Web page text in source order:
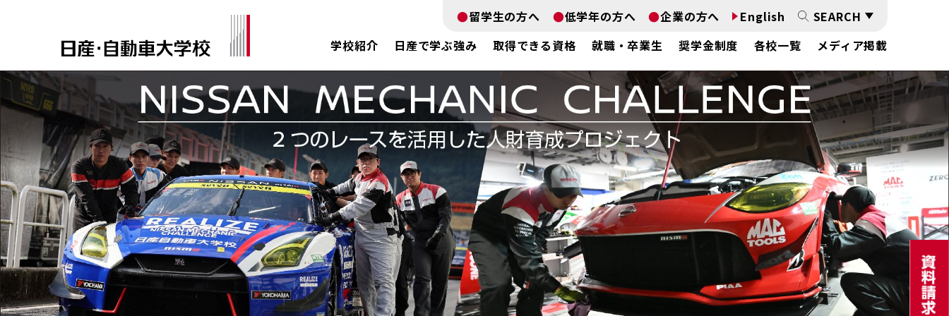
学校紹介 日産で学ぶ強み 取得できる資格 就職・卒業生 奨学金制度 各校一覧 メディア掲載
留学生の方へ 低学年の方へ 企業の方へ English SEARCH